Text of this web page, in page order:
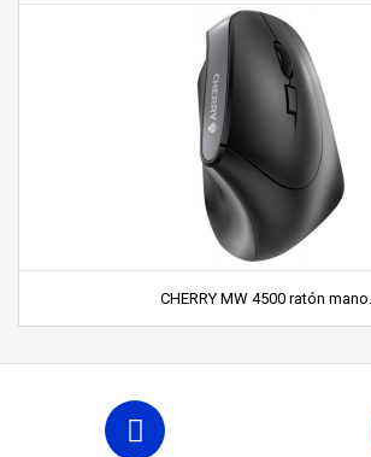
CHERRY MW 4500 ratón mano...